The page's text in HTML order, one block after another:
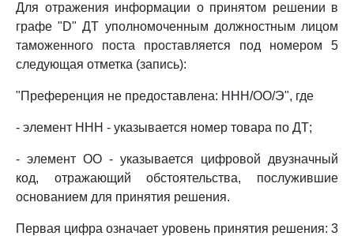
Для отражения информации о принятом решении в
графе "D" ДТ уполномоченным должностным лицом
таможенного поста проставляется под номером 5
следующая отметка (запись):
"Преференция не предоставлена: ННН/ОО/Э", где
- элемент ННН - указывается номер товара по ДТ;
- элемент ОО - указывается цифровой двузначный
код, отражающий обстоятельства, послужившие
основанием для принятия решения.
Первая цифра означает уровень принятия решения: 3